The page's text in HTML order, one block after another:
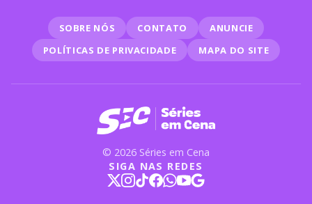
SOBRE NÓS CONTATO
ANUNCIE
POLÍTICAS DE PRIVACIDADE
MAPA DO SITE
© 2026 Séries em Cena
SIGA NAS REDES